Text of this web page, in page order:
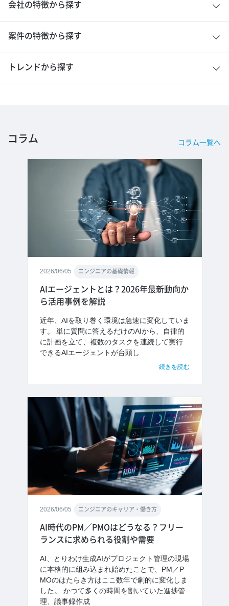
会社の特徴から探す
案件の特徴から探す
トレンドから探す
コラム コラム一覧へ
2026/06/05 エンジニアの基礎情報
AIエージェントとは？2026年最新動向か
ら活用事例を解説
近年、AIを取り巻く環境は急速に変化していま
す。 単に質問に答えるだけのAIから、自律的
に計画を立て、複数のタスクを連続して実行
できるAIエージェントが台頭し
続きを読む
2026/06/05 エンジニアのキャリア・働き方
AI時代のPM／PMOはどうなる？フリー
ランスに求められる役割や需要
AI、とりわけ生成AIがプロジェクト管理の現場
に本格的に組み込まれ始めたことで、PM／P
MOのはたらき方はここ数年で劇的に変化しま
した。 かつて多くの時間を割いていた進捗管
理、議事録作成